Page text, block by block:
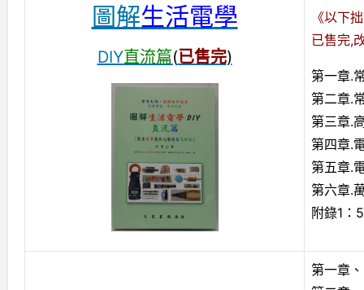
圖解生活電學
DIY直流篇(已售完)
《以下
已售完,
第一章.
第二章.
第三章.
第四章.
第五章.
第六章.
附錄1：
第一章